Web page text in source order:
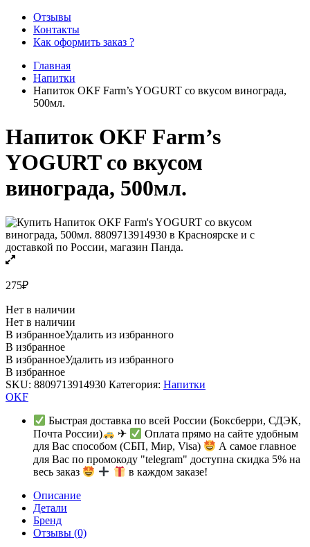
Отзывы
Контакты
Как оформить заказ ?
Главная
Напитки
Напиток OKF Farm’s YOGURT со вкусом винограда,
500мл.
Напиток OKF Farm’s
YOGURT со вкусом
винограда, 500мл.
275₽
Нет в наличии
Нет в наличии
В избранноеУдалить из избранного
В избранное
В избранноеУдалить из избранного
В избранное
SKU: 8809713914930 Категория: Напитки
OKF
Быстрая доставка по всей России (Боксберри, СДЭК,
Почта России)
✈
Оплата прямо на сайте удобным
для Вас способом (СБП, Мир, Visa)
А самое главное
для Вас по промокоду "telegram" доступна скидка 5% на
весь заказ
в каждом заказе!
Описание
Детали
Бренд
Отзывы (0)